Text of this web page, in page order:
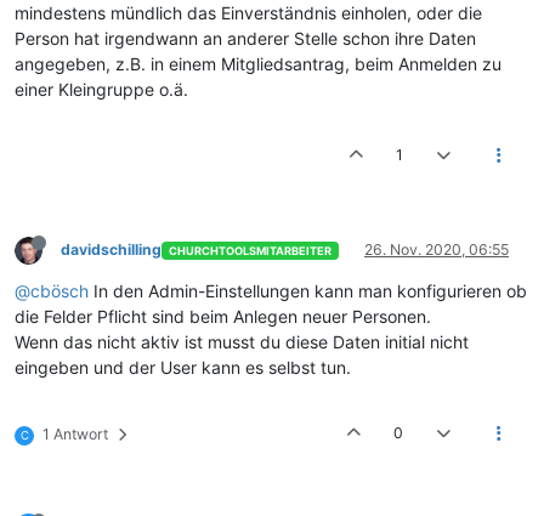
mindestens mündlich das Einverständnis einholen, oder die
Person hat irgendwann an anderer Stelle schon ihre Daten
angegeben, z.B. in einem Mitgliedsantrag, beim Anmelden zu
einer Kleingruppe o.ä.
1
davidschilling CHURCHTOOLSMITARBEITER 26. Nov. 2020, 06:55
@cbösch In den Admin-Einstellungen kann man konfigurieren ob
die Felder Pflicht sind beim Anlegen neuer Personen.
Wenn das nicht aktiv ist musst du diese Daten initial nicht
eingeben und der User kann es selbst tun.
C 1 Antwort 0